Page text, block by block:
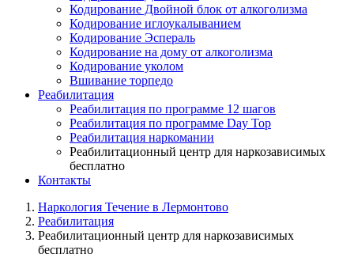
Кодирование Двойной блок от алкоголизма
Кодирование иглоукалыванием
Кодирование Эспераль
Кодирование на дому от алкоголизма
Кодирование уколом
Вшивание торпедо
Реабилитация
Реабилитация по программе 12 шагов
Реабилитация по программе Day Top
Реабилитация наркомании
Реабилитационный центр для наркозависимых
бесплатно
Контакты
Наркология Течение в Лермонтово
Реабилитация
Реабилитационный центр для наркозависимых
бесплатно